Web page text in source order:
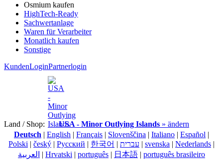
Osmium kaufen
HighTech-Ready
Sachwertanlage
Waren für Verarbeiter
Monatlich kaufen
Sonstige
KundenLoginPartnerlogin
Land / Shop: USA - Minor Outlying Islands » ändern
Deutsch | English | Français | Slovenščina | Italiano | Español |
Polski | český | Pусский | 한국어 | עברית | svenska | Nederlands |
العربية | Hrvatski | português | 日本語 | português brasileiro